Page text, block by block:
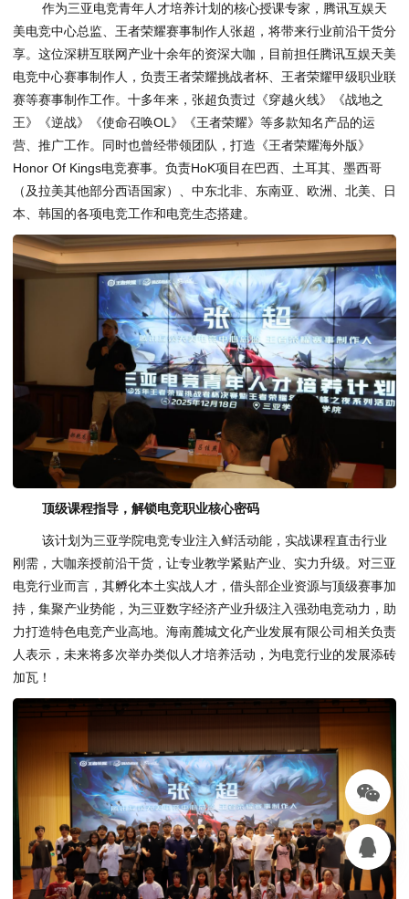
作为三亚电竞青年人才培养计划的核心授课专家，腾讯互娱天
美电竞中心总监、王者荣耀赛事制作人张超，将带来行业前沿干货分
享。这位深耕互联网产业十余年的资深大咖，目前担任腾讯互娱天美
电竞中心赛事制作人，负责王者荣耀挑战者杯、王者荣耀甲级职业联
赛等赛事制作工作。十多年来，张超负责过《穿越火线》《战地之
王》《逆战》《使命召唤OL》《王者荣耀》等多款知名产品的运
营、推广工作。同时也曾经带领团队，打造《王者荣耀海外版》
Honor Of Kings电竞赛事。负责HoK项目在巴西、土耳其、墨西哥
（及拉美其他部分西语国家）、中东北非、东南亚、欧洲、北美、日
本、韩国的各项电竞工作和电竞生态搭建。
顶级课程指导，解锁电竞职业核心密码
该计划为三亚学院电竞专业注入鲜活动能，实战课程直击行业
刚需，大咖亲授前沿干货，让专业教学紧贴产业、实力升级。对三亚
电竞行业而言，其孵化本土实战人才，借头部企业资源与顶级赛事加
持，集聚产业势能，为三亚数字经济产业升级注入强劲电竞动力，助
力打造特色电竞产业高地。海南麓城文化产业发展有限公司相关负责
人表示，未来将多次举办类似人才培养活动，为电竞行业的发展添砖
加瓦！